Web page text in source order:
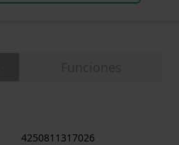
4250811317026